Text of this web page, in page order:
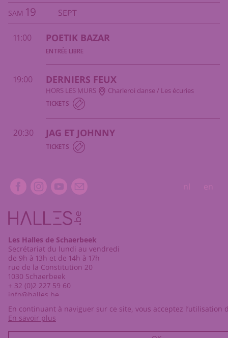
En continuant à naviguer sur ce site, vous acceptez l’utilisation
En savoir plus
SAM 19 SEPT
11:00 POETIK BAZAR
ENTRÉE LIBRE
19:00 DERNIERS FEUX
HORS LES MURS Charleroi danse / Les écuries
TICKETS
20:30 JAG ET JOHNNY
TICKETS
Extra navigation nl en
Les Halles de Schaerbeek
Secrétariat du lundi au vendredi
de 9h à 13h et de 14h à 17h
rue de la Constitution 20
1030 Schaerbeek
+ 32 (0)2 227 59 60
info@halles.be
Billetterie
mercredi de 14h00 à 18h00
ainsi qu’1h avant chaque représentation